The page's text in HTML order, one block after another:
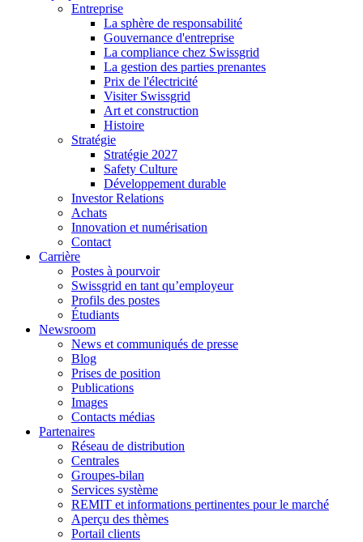
Entreprise
La sphère de responsabilité
Gouvernance d'entreprise
La compliance chez Swissgrid
La gestion des parties prenantes
Prix de l'électricité
Visiter Swissgrid
Art et construction
Histoire
Stratégie
Stratégie 2027
Safety Culture
Développement durable
Investor Relations
Achats
Innovation et numérisation
Contact
Carrière
Postes à pourvoir
Swissgrid en tant qu’employeur
Profils des postes
Étudiants
Newsroom
News et communiqués de presse
Blog
Prises de position
Publications
Images
Contacts médias
Partenaires
Réseau de distribution
Centrales
Groupes-bilan
Services système
REMIT et informations pertinentes pour le marché
Aperçu des thèmes
Portail clients